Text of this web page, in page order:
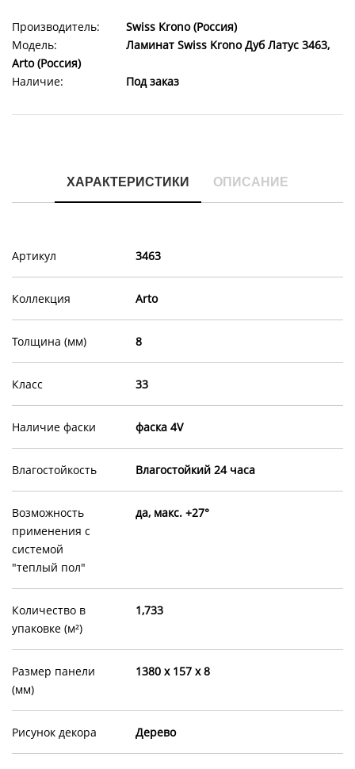
Производитель:
Swiss Krono (Россия)
Модель:
Ламинат Swiss Krono Дуб Латус 3463,
Arto (Россия)
Наличие:
Под заказ
ХАРАКТЕРИСТИКИ ОПИСАНИЕ
Артикул 3463
Коллекция Arto
Толщина (мм) 8
Класс 33
Наличие фаски фаска 4V
Влагостойкость Влагостойкий 24 часа
Возможность
применения с
системой
"теплый пол"
да, макс. +27°
Количество в
упаковке (м²)
1,733
Размер панели
(мм)
1380 х 157 х 8
Рисунок декора Дерево